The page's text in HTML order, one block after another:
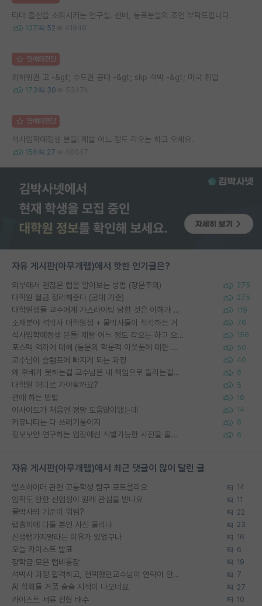
타대 출신을 소외시키는 연구실. 선배, 동료분들의 조언 부탁드립니다.
137 52 41948
명예의전당
최하위권 고 -&gt; 수도권 공대 -&gt; skp 석박 -&gt; 미국 취업
173 30 53474
명예의전당
석사입학예정생 분들! 제발 어느 정도 각오는 하고 오세요.
156 27 40047
자유 게시판(아무개랩)에서 핫한 인기글은?
외부에서 괜찮은 랩을 알아보는 방법 (장문주의) 275
대학원 월급 정리해준다 (공대 기준) 275
대학원생들 교수에게 가스라이팅 당한 것은 이해가 갑니다. 안타깝네요. 119
소재분야 석박사 대학원생 + 물박사들이 착각하는 거 76
석사입학예정생 분들! 제발 어느 정도 각오는 하고 오세요. 156
포스텍 억까에 대해 (동문의 학문적 아웃풋에 대한 반박) 50
교수님이 슬럼프에 빠지게 되는 과정 40
왜 후배가 못하는걸 교수님은 내 책임으로 돌리는걸까요? 6
대학원 어디로 가야할까요? 5
편애 하는 방법 16
이사이트가 처음엔 정말 도움많이됐는데 14
커뮤니티는 다 쓰레기통이지 6
정보보안 연구하는 입장에선 식별가능한 사진을 올리는건 비추이긴함 6
자유 게시판(아무개랩)에서 최근 댓글이 많이 달린 글
알츠하이머 관련 고등학생 탐구 포트폴리오 14
입학도 안한 신입생이 원래 관심을 받나요 11
물박사의 기준이 뭐임? 22
랩홈피에 다들 본인 사진 올리냐 23
신생랩가지말라는 이유가 있었구나 16
오늘 카이스트 발표 6
장학금 모은 랩비통장 19
석박사 과정 합격하고, 컨택했던교수님이 연락이 안됩니다... 7
AI 학회들 거품 슬슬 지적이 나오네요 27
카이스트 서류 전형 배수 10